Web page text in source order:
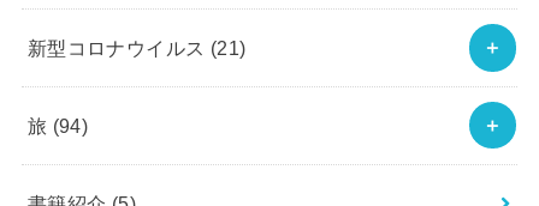
新型コロナウイルス (21)
旅 (94)